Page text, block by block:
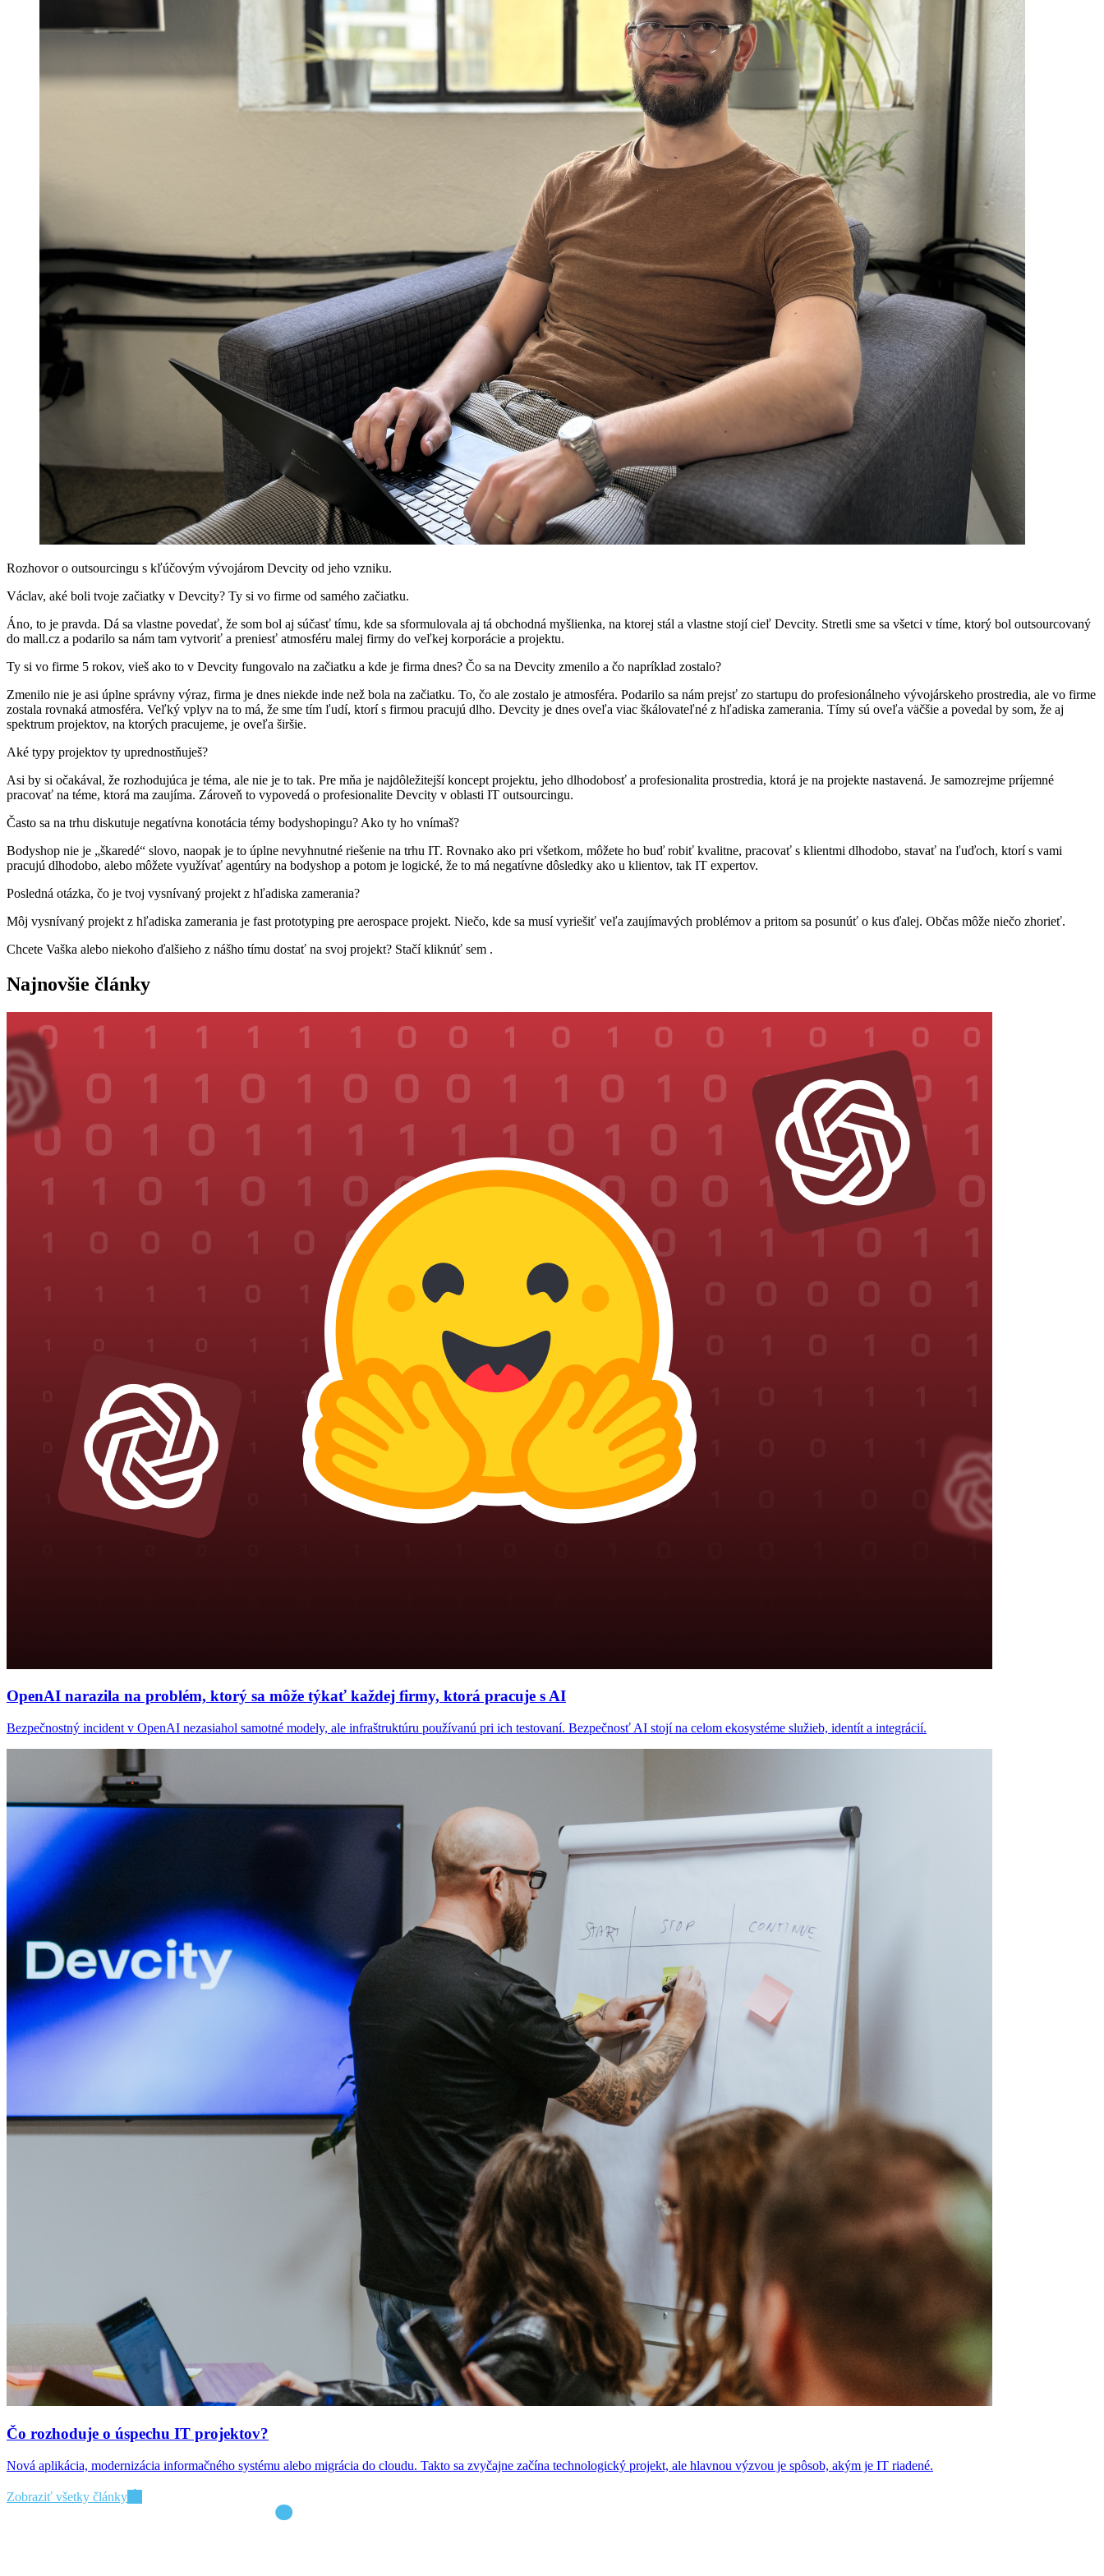
Rozhovor o outsourcingu s kľúčovým vývojárom Devcity od jeho vzniku.
Václav, aké boli tvoje začiatky v Devcity? Ty si vo firme od samého začiatku. ‍
Áno, to je pravda. Dá sa vlastne povedať, že som bol aj súčasť tímu, kde sa sformulovala aj tá obchodná myšlienka, na ktorej stál a vlastne stojí cieľ Devcity. Stretli sme sa všetci v tíme, ktorý bol outsourcovaný
do mall.cz a podarilo sa nám tam vytvoriť a preniesť atmosféru malej firmy do veľkej korporácie a projektu. ‍
Ty si vo firme 5 rokov, vieš ako to v Devcity fungovalo na začiatku a kde je firma dnes? Čo sa na Devcity zmenilo a čo napríklad zostalo? ‍
Zmenilo nie je asi úplne správny výraz, firma je dnes niekde inde než bola na začiatku. To, čo ale zostalo je atmosféra. Podarilo sa nám prejsť zo startupu do profesionálneho vývojárskeho prostredia, ale vo firme
zostala rovnaká atmosféra. Veľký vplyv na to má, že sme tím ľudí, ktorí s firmou pracujú dlho. Devcity je dnes oveľa viac škálovateľné z hľadiska zamerania. Tímy sú oveľa väčšie a povedal by som, že aj
spektrum projektov, na ktorých pracujeme, je oveľa širšie. ‍
Aké typy projektov ty uprednostňuješ? ‍
Asi by si očakával, že rozhodujúca je téma, ale nie je to tak. Pre mňa je najdôležitejší koncept projektu, jeho dlhodobosť a profesionalita prostredia, ktorá je na projekte nastavená. Je samozrejme príjemné
pracovať na téme, ktorá ma zaujíma. Zároveň to vypovedá o profesionalite Devcity v oblasti IT outsourcingu.
Často sa na trhu diskutuje negatívna konotácia témy bodyshopingu? Ako ty ho vnímaš?
Bodyshop nie je „škaredé“ slovo, naopak je to úplne nevyhnutné riešenie na trhu IT. Rovnako ako pri všetkom, môžete ho buď robiť kvalitne, pracovať s klientmi dlhodobo, stavať na ľuďoch, ktorí s vami
pracujú dlhodobo, alebo môžete využívať agentúry na bodyshop a potom je logické, že to má negatívne dôsledky ako u klientov, tak IT expertov.
Posledná otázka, čo je tvoj vysnívaný projekt z hľadiska zamerania?
Môj vysnívaný projekt z hľadiska zamerania je fast prototyping pre aerospace projekt. Niečo, kde sa musí vyriešiť veľa zaujímavých problémov a pritom sa posunúť o kus ďalej. Občas môže niečo zhorieť.
Chcete Vaška alebo niekoho ďalšieho z nášho tímu dostať na svoj projekt? Stačí kliknúť sem .
Najnovšie články
OpenAI narazila na problém, ktorý sa môže týkať každej firmy, ktorá pracuje s AI
Bezpečnostný incident v OpenAI nezasiahol samotné modely, ale infraštruktúru používanú pri ich testovaní. Bezpečnosť AI stojí na celom ekosystéme služieb, identít a integrácií.
Čo rozhoduje o úspechu IT projektov?
Nová aplikácia, modernizácia informačného systému alebo migrácia do cloudu. Takto sa zvyčajne začína technologický projekt, ale hlavnou výzvou je spôsob, akým je IT riadené.
Zobraziť všetky články